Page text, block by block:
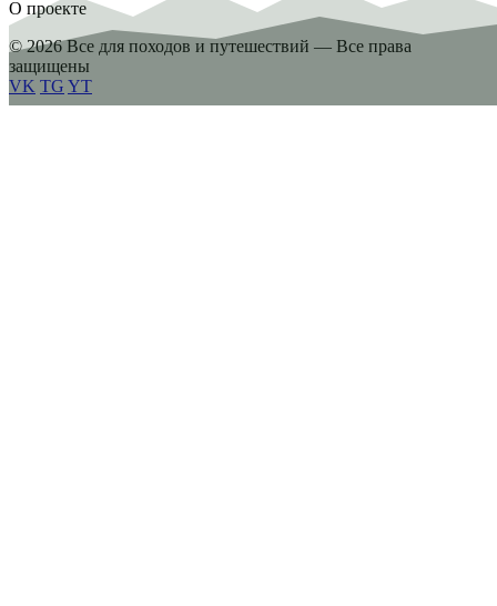
О проекте
© 2026 Все для походов и путешествий — Все права
защищены
VK TG YT